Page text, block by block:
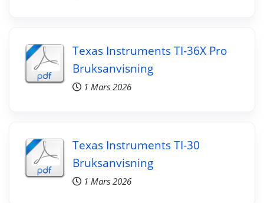
Texas Instruments TI-36X Pro
Bruksanvisning
1 Mars 2026
Texas Instruments TI-30
Bruksanvisning
1 Mars 2026